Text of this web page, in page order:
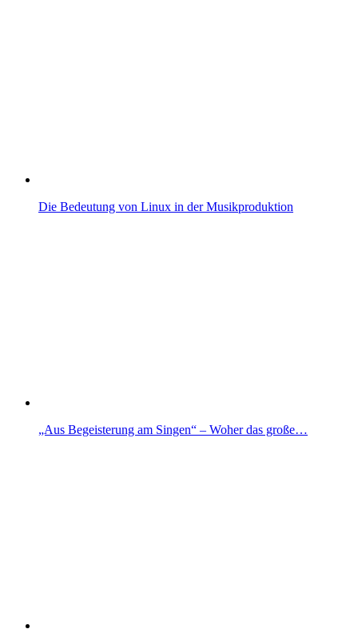
Die Bedeutung von Linux in der Musikproduktion
„Aus Begeisterung am Singen“ – Woher das große…